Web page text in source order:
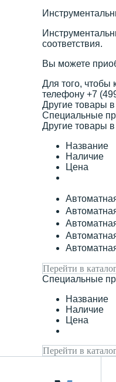
соответствия.
Вы можете
Для того, чтобы
телефону +7
Другие товары в
Специальные
Другие товары в
Название
Наличие
Цена
Перейти в каталог
Специальные
Название
Наличие
Цена
Перейти в каталог